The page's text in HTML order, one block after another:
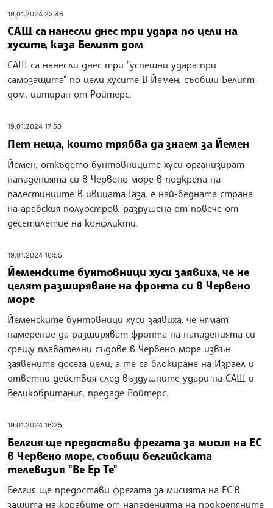
19.01.2024 23:46
САЩ са нанесли днес три удара по цели на
хусите, каза Белият дом
САЩ са нанесли днес три "успешни удара при
самозащита" по цели хусите В Йемен, съобщи Белият
дом, цитиран от Ройтерс.
19.01.2024 17:50
Пет неща, които трябва да знаем за Йемен
Йемен, откъдето бунтовниците хуси организират
нападенията си в Червено море в подкрепа на
палестинците в ивицата Газа, е най-бедната страна
на арабския полуостров, разрушена от повече от
десетилетие на конфликти.
19.01.2024 16:55
Йеменските бунтовници хуси заявиха, че не
целят разширяване на фронта си в Червено
море
Йеменските бунтовници хуси заявиха, че нямат
намерение да разширяват фронта на нападенията си
срещу плавателни съдове в Червено море извън
заявените досега цели, а те са блокиране на Израел и
ответни действия след въздушните удари на САЩ и
Великобритания, предаде Ройтерс.
19.01.2024 16:25
Белгия ще предостави фрегата за мисия на ЕС
в Червено море, съобщи белгийската
телевизия "Ве Ер Те"
Белгия ще предостави фрегата за мисията на ЕС в
защита на корабите от нападенията на подкрепяните